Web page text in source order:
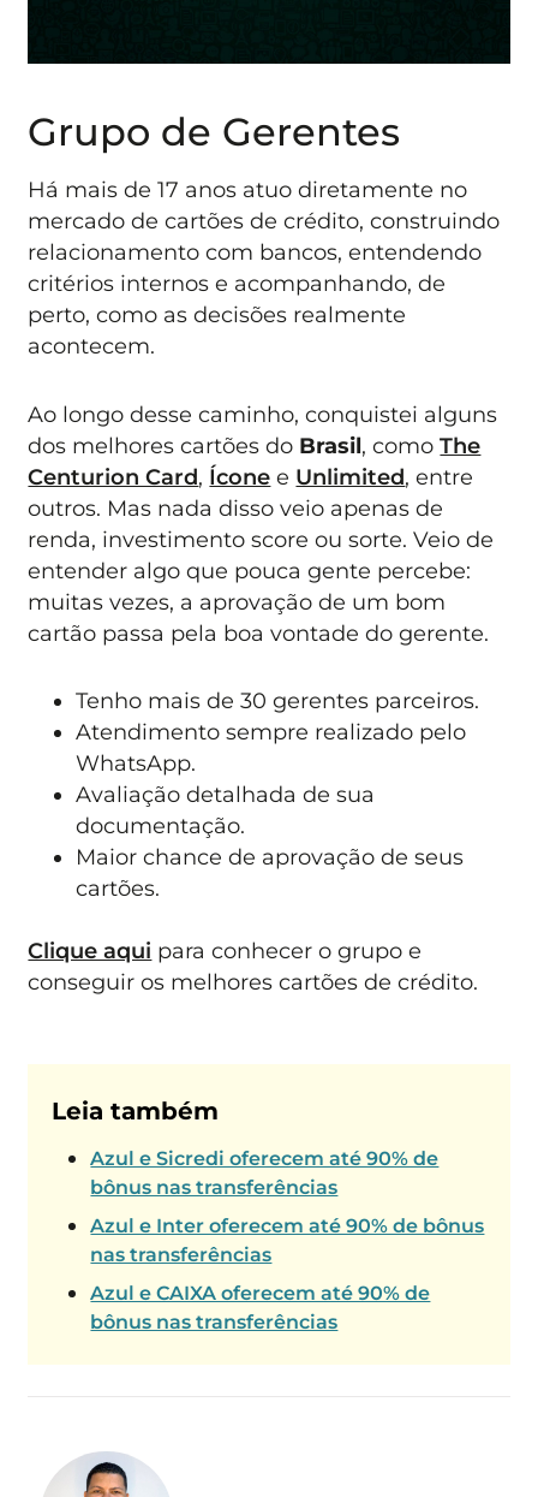
Grupo de Gerentes
Há mais de 17 anos atuo diretamente no
mercado de cartões de crédito, construindo
relacionamento com bancos, entendendo
critérios internos e acompanhando, de
perto, como as decisões realmente
acontecem.
Ao longo desse caminho, conquistei alguns
dos melhores cartões do Brasil, comoThe
Centurion Card, Ícone e Unlimited, entre
outros. Mas nada disso veio apenas de
renda, investimento score ou sorte. Veio de
entender algo que pouca gente percebe:
muitas vezes, a aprovação de um bom
cartão passa pela boa vontade do gerente.
Tenho mais de 30 gerentes parceiros.
Atendimento sempre realizado pelo
WhatsApp.
Avaliação detalhada de sua
documentação.
Maior chance de aprovação de seus
cartões.
Clique aqui para conhecer o grupo e
conseguir os melhores cartões de crédito.
Leia também
Azul e Sicredi oferecem até 90% de
bônus nas transferências
Azul e Inter oferecem até 90% de bônus
nas transferências
Azul e CAIXA oferecem até 90% de
bônus nas transferências